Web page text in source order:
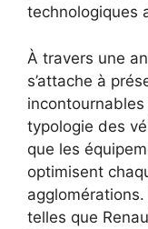
technologiques
À travers une
s’attache à
typologie des
que les
optimisent
telles que